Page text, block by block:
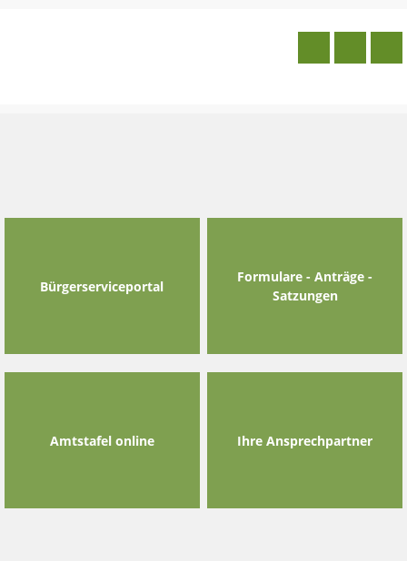
Bürgerserviceportal
Formulare - Anträge -
Satzungen
Amtstafel online Ihre Ansprechpartner